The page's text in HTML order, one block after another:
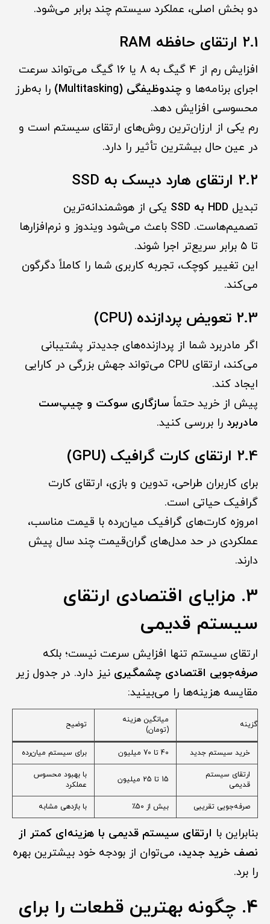
دو بخش اصلی، عملکرد سیستم چند برابر می‌شود.
2.1 ارتقای حافظه RAM
افزایش رم از 4 گیگ به 8 یا 16 گیگ می‌تواند سرعت
اجرای برنامه‌ها و چندوظیفگی (Multitasking)
را به‌طرز
محسوسی افزایش دهد.
رم یکی از ارزان‌ترین روش‌های ارتقای سیستم است و
در عین حال بیشترین تأثیر را دارد.
2.2 ارتقای هارد دیسک به SSD
تبدیل HDD به SSD
یکی از هوشمندانه‌ترین
تصمیم‌هاست. SSD باعث می‌شود ویندوز و نرم‌افزارها
تا ۵ برابر سریع‌تر اجرا شوند.
این تغییر کوچک، تجربه کاربری شما را کاملاً دگرگون
می‌کند.
2.3 تعویض پردازنده (CPU)
اگر مادربرد شما از پردازنده‌های جدیدتر پشتیبانی
می‌کند، ارتقای CPU می‌تواند جهش بزرگی در کارایی
ایجاد کند.
پیش از خرید حتماً سازگاری سوکت و چیپ‌ست
مادربرد را بررسی کنید.
2.4 ارتقای کارت گرافیک (GPU)
برای کاربران طراحی، تدوین و بازی، ارتقای کارت
گرافیک حیاتی است.
امروزه کارت‌های گرافیک میان‌رده با قیمت مناسب،
عملکردی در حد مدل‌های گران‌قیمت چند سال پیش
دارند.
3. مزایای اقتصادی ارتقای
سیستم قدیمی
ارتقای سیستم تنها افزایش سرعت نیست؛ بلکه
صرفه‌جویی اقتصادی چشمگیری نیز دارد. در جدول زیر
مقایسه هزینه‌ها را می‌بینید:
گزینه
میانگین هزینه
(تومان)
توضیح
خرید سیستم جدید 40 تا 70 میلیون برای سیستم میان‌رده
ارتقای سیستم
قدیمی
15 تا 25 میلیون
با بهبود محسوس
عملکرد
صرفه‌جویی تقریبی بیش از 50٪ با بازدهی مشابه
بنابراین با ارتقای سیستم قدیمی با هزینه‌ای کمتر از
نصف خرید جدید، می‌توان از بودجه خود بیشترین بهره
را برد.
4. چگونه بهترین قطعات را برای